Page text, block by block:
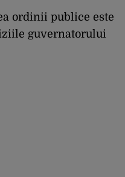
ordinii publice este
guvernatorului